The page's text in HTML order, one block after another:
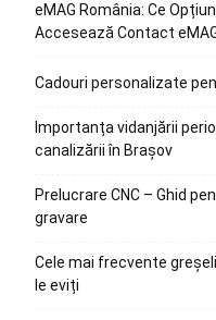
eMAG România: Ce
Accesează Contact
Cadouri personalizate
Importanța vidanjării
canalizării în Brașov
Prelucrare CNC – Ghid
gravare
Cele mai frecvente
le eviți